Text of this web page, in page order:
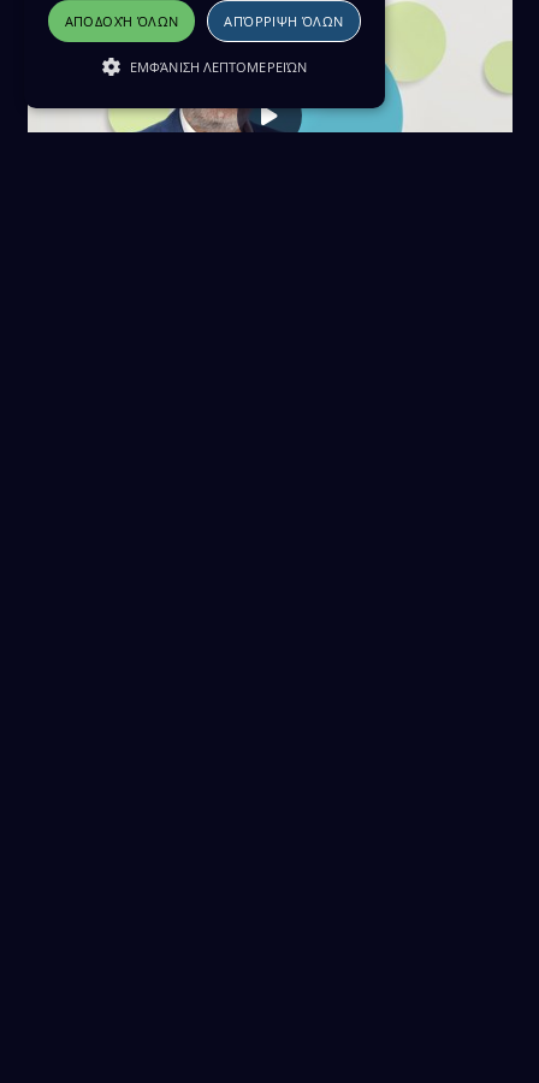
ΑΠΟΔΟΧΉ ΌΛΩΝ ΑΠΌΡΡΙΨΗ ΌΛΩΝ
ΕΜΦΆΝΙΣΗ ΛΕΠΤΟΜΕΡΕΙΏΝ